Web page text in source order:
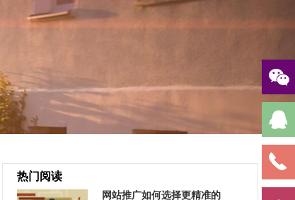
热门阅读
网站推广如何选择更精准的